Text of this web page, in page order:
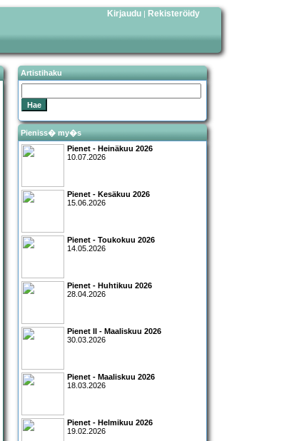
Kirjaudu | Rekisteröidy
Artistihaku
Pieniss� my�s
Pienet - Heinäkuu 2026
10.07.2026
Pienet - Kesäkuu 2026
15.06.2026
Pienet - Toukokuu 2026
14.05.2026
Pienet - Huhtikuu 2026
28.04.2026
Pienet II - Maaliskuu 2026
30.03.2026
Pienet - Maaliskuu 2026
18.03.2026
Pienet - Helmikuu 2026
19.02.2026